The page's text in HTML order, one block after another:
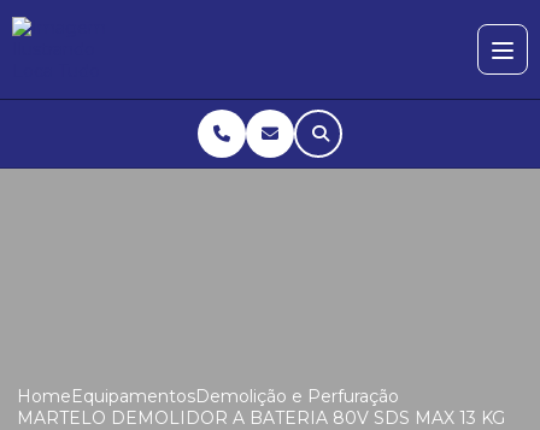
HomeEquipamentosDemolição e Perfuração
MARTELO DEMOLIDOR A BATERIA 80V SDS MAX 13 KG